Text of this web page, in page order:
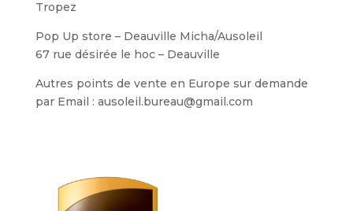
Tropez
Pop Up store – Deauville Micha/Ausoleil
67 rue désirée le hoc – Deauville
Autres points de vente en Europe sur demande
par Email : ausoleil.bureau@gmail.com